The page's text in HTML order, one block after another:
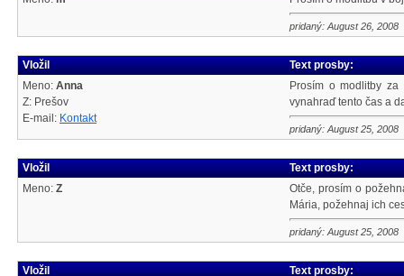
pridaný: August 26, 2008
Vložil
Meno: Anna
Z: Prešov
E-mail: Kontakt
Text prosby:
Prosím o modlitby
vynahraď tento čas a
pridaný: August 25, 2008
Vložil
Meno: Z
Text prosby:
Otče, prosím o
Mária, požehnaj ich
pridaný: August 25, 2008
Vložil
Text prosby: